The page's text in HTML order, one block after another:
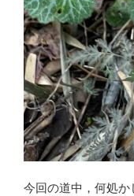
今回の道中，何処